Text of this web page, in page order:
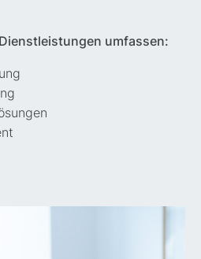
umfassen: